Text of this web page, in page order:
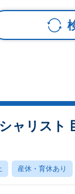
ャリス
産休・育休あり